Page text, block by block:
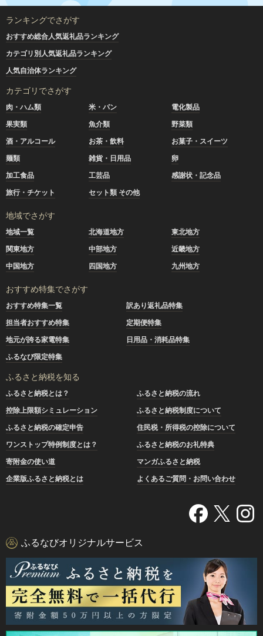
ランキングでさがす
おすすめ総合人気返礼品ランキング
カテゴリ別人気返礼品ランキング
人気自治体ランキング
カテゴリでさがす
肉・ハム類 米・パン
電化製品
果実類
魚介類
野菜類
酒・アルコール
お茶・飲料
お菓子・スイーツ
麺類
雑貨・日用品
卵
加工食品
工芸品
感謝状・記念品
旅行・チケット
セット類 その他
地域でさがす
地域一覧 北海道地方
東北地方
関東地方
中部地方
近畿地方
中国地方
四国地方 九州地方
おすすめ特集でさがす
おすすめ特集一覧
訳あり返礼品特集
担当者おすすめ特集
定期便特集
地元が誇る家電特集
日用品・消耗品特集
ふるなび限定特集
ふるさと納税を知る
ふるさと納税とは？
ふるさと納税の流れ
控除上限額シミュレーション
ふるさと納税制度について
ふるさと納税の確定申告
住民税・所得税の控除について
ワンストップ特例制度とは？
ふるさと納税のお礼特典
寄附金の使い道
マンガふるさと納税
企業版ふるさと納税とは
よくあるご質問・お問い合わせ
ふるなびオリジナルサービス